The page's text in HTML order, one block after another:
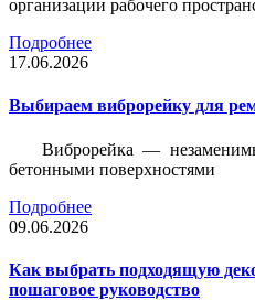
организации рабочего
Подробнее
17.06.2026
Выбираем виброрейку для
Виброрейка —
бетонными поверхностями
Подробнее
09.06.2026
Как выбрать подходящую
пошаговое руководство